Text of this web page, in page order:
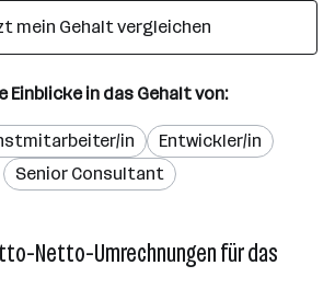
mein Gehalt vergleichen
Einblicke in das Gehalt von:
in
Entwickler/in
Senior Consultant
Netto-Umrechnungen für das